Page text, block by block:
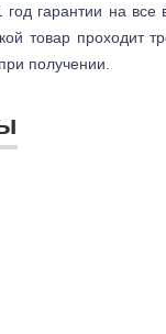
гарантии на
товар проходит
получении.